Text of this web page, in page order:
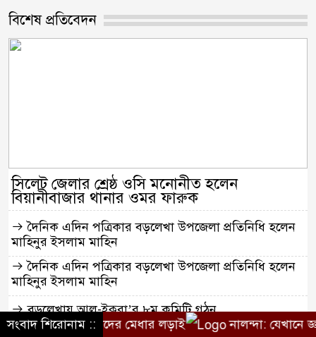
বিশেষ প্রতিবেদন
সিলেট জেলার শ্রেষ্ঠ ওসি মনোনীত হলেন
বিয়ানীবাজার থানার ওমর ফারুক
দৈনিক এদিন পত্রিকার বড়লেখা উপজেলা প্রতিনিধি হলেন
মাহিনুর ইসলাম মাহিন
দৈনিক এদিন পত্রিকার বড়লেখা উপজেলা প্রতিনিধি হলেন
মাহিনুর ইসলাম মাহিন
বড়লেখায় আল-ইক্বরা’র ৮ম কমিটি গঠন
সংবাদ শিরোনাম ::
শিক্ষার্থীদের মেধার লড়াই নালন্দা: যেখানে